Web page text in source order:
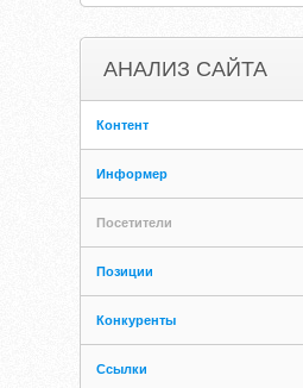
АНАЛИЗ САЙТА
Контент
Информер
Посетители
Позиции
Конкуренты
Ссылки